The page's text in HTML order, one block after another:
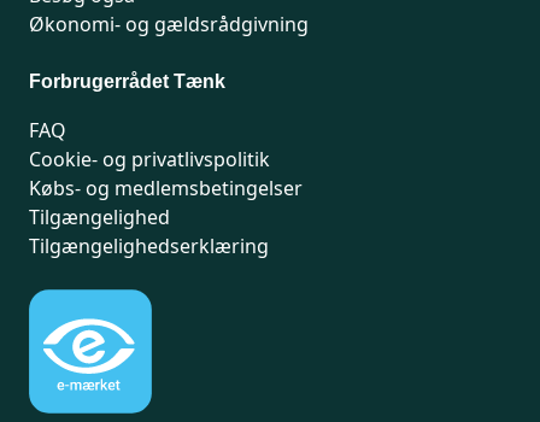
Økonomi- og gældsrådgivning
Forbrugerrådet Tænk
FAQ
Cookie- og privatlivspolitik
Købs- og medlemsbetingelser
Tilgængelighed
Tilgængelighedserklæring